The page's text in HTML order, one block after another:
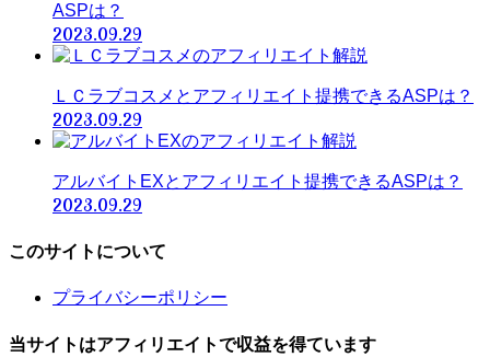
ASPは？
2023.09.29
ＬＣラブコスメとアフィリエイト提携できるASPは？
2023.09.29
アルバイトEXとアフィリエイト提携できるASPは？
2023.09.29
このサイトについて
プライバシーポリシー
当サイトはアフィリエイトで収益を得ています